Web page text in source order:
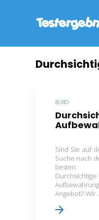
BÜRO
Sind Sie auf
Suche nach
besten
Durchsichtige
Angebot? Wir